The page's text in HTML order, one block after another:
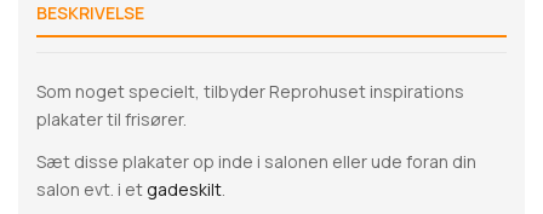
BESKRIVELSE
Som noget specielt, tilbyder Reprohuset inspirations
plakater til frisører.
Sæt disse plakater op inde i salonen eller ude foran din
salon evt. i et gadeskilt